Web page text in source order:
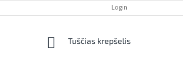
BLOG
Login
SHOPPING
Tuščias krepšelis